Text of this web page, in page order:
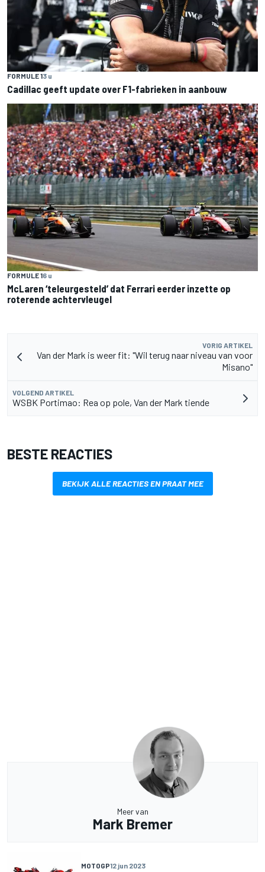
FORMULE 13 u
Cadillac geeft update over F1-fabrieken in aanbouw
FORMULE 16 u
McLaren ‘teleurgesteld’ dat Ferrari eerder inzette op
roterende achtervleugel
VORIG ARTIKEL
Van der Mark is weer fit: "Wil terug naar niveau van voor
Misano"
VOLGEND ARTIKEL
WSBK Portimao: Rea op pole, Van der Mark tiende
BESTE REACTIES
BEKIJK ALLE REACTIES EN PRAAT MEE
Meer van
Mark Bremer
MOTOGP12 jun 2023